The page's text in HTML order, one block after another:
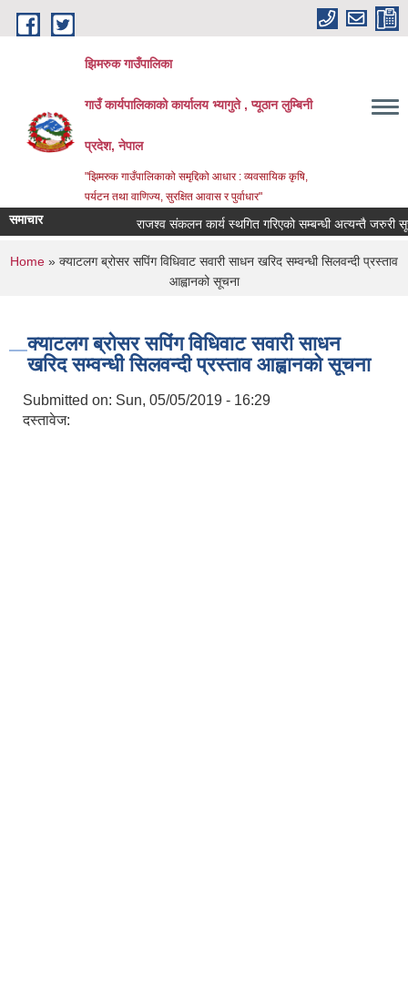
Skip to main content
झिमरुक गाउँपालिका
गाउँ कार्यपालिकाको कार्यालय भ्यागुते , प्यूठान लुम्बिनी
प्रदेश, नेपाल
"झिमरुक गाउँपालिकाको समृद्दिको आधार : व्यवसायिक कृषि,
पर्यटन तथा वाणिज्य, सुरक्षित आवास र पुर्वाधार"
समाचार राजश्व संकलन कार्य स्थगित गरिएको सम्बन्धी अत्यन्तै जरुरी
You are here
Home » क्याटलग ब्रोसर सपिंग विधिवाट सवारी साधन खरिद सम्वन्धी सिलवन्दी प्रस्ताव
आह्वानको सूचना
क्याटलग ब्रोसर सपिंग विधिवाट सवारी साधन
खरिद सम्वन्धी सिलवन्दी प्रस्ताव आह्वानको सूचना
Submitted on: Sun, 05/05/2019 - 16:29
दस्तावेज: